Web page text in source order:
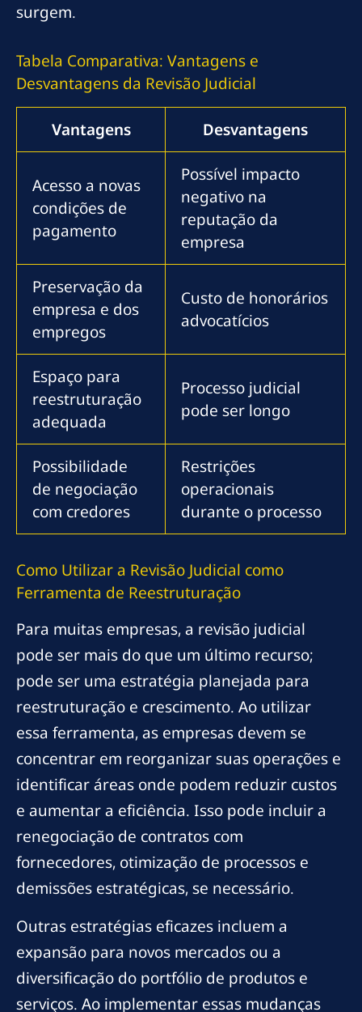
surgem.
Tabela Comparativa: Vantagens e
Desvantagens da Revisão Judicial
Vantagens Desvantagens
Acesso a novas
condições de
pagamento
Possível impacto
negativo na
reputação da
empresa
Preservação da
empresa e dos
empregos
Custo de honorários
advocatícios
Espaço para
reestruturação
adequada
Processo judicial
pode ser longo
Possibilidade
de negociação
com credores
Restrições
operacionais
durante o processo
Como Utilizar a Revisão Judicial como
Ferramenta de Reestruturação
Para muitas empresas, a revisão judicial
pode ser mais do que um último recurso;
pode ser uma estratégia planejada para
reestruturação e crescimento. Ao utilizar
essa ferramenta, as empresas devem se
concentrar em reorganizar suas operações e
identificar áreas onde podem reduzir custos
e aumentar a eficiência. Isso pode incluir a
renegociação de contratos com
fornecedores, otimização de processos e
demissões estratégicas, se necessário.
Outras estratégias eficazes incluem a
expansão para novos mercados ou a
diversificação do portfólio de produtos e
serviços. Ao implementar essas mudanças